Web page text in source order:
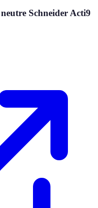
Schneider Acti9